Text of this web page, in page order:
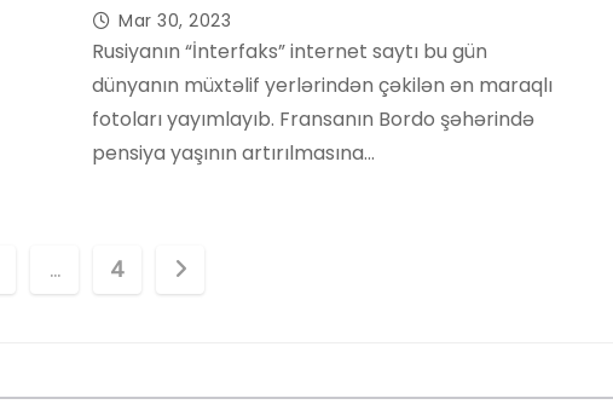
Mar 30, 2023
Rusiyanın “İnterfaks” internet saytı bu gün
dünyanın müxtəlif yerlərindən çəkilən ən maraqlı
fotoları yayımlayıb. Fransanın Bordo şəhərində
pensiya yaşının artırılmasına…
… 4